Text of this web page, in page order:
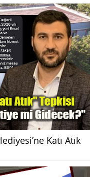
Katı Atık